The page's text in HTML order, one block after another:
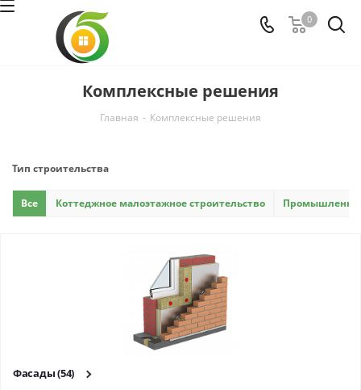
0
Комплексные решения
Главная - Комплексные решения
Тип строительства
Все Коттеджное малоэтажное строительство Промышленно-
Фасaды(54)